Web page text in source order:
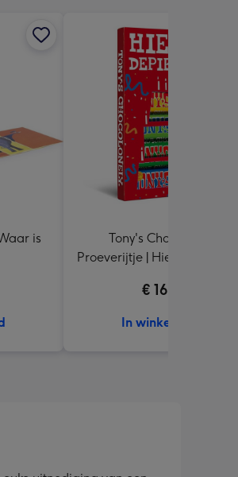
is
Tony's Chocolonely |
Proeverijtje |
€ 16,99
In winkelmand